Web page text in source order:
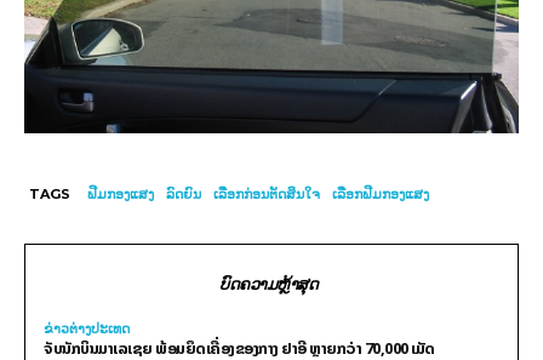
TAGS ຟີມກອງແສງ ລົດຍົນ ເລືອກກ່ອນຕັດສິນໃຈ ເລືອກຟີມກອງແສງ
ບົດຄວາມຫຼ້າສຸດ
ຂ່າວຕ່າງປະເທດ
ຈັບນັກບິນມາເລເຊຍ ພ້ອມຍຶດເຄື່ອງຂອງກາງ ຢາອີ ຫຼາຍກວ່າ 70,000 ເມັດ